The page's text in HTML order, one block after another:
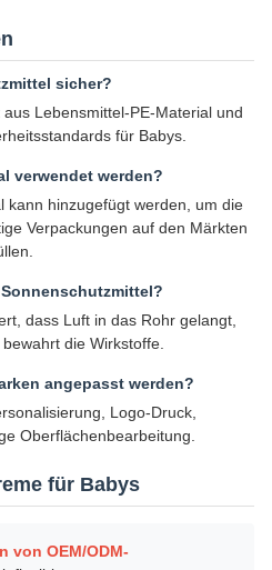
sicher?
Lebensmittel-PE-Material und
für Babys.
verwendet werden?
kann hinzugefügt werden, um die
Verpackungen auf den Märkten
dass Luft in das Rohr gelangt,
die Wirkstoffe.
angepasst werden?
Logo-Druck,
Oberflächenbearbeitung.
für Babys
von OEM/ODM-